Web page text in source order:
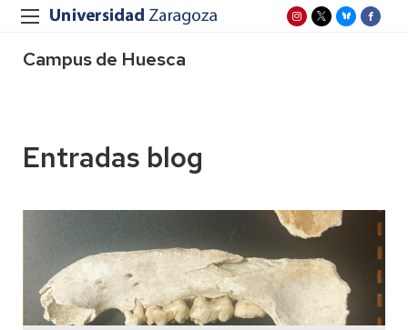
Campus de Huesca
Entradas blog